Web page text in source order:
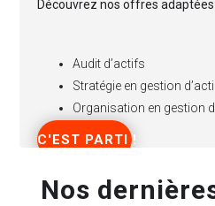
Découvrez nos offres adaptées
Audit d’actifs
Stratégie en gestion
Organisation en gestion
C'EST PARTI !
Nos